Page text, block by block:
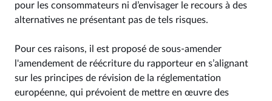
pour les consommateurs ni d’envisager le recours à des
alternatives ne présentant pas de tels risques.
Pour ces raisons, il est proposé de sous-amender
l'amendement de réécriture du rapporteur en s’alignant
sur les principes de révision de la réglementation
européenne, qui prévoient de mettre en œuvre des